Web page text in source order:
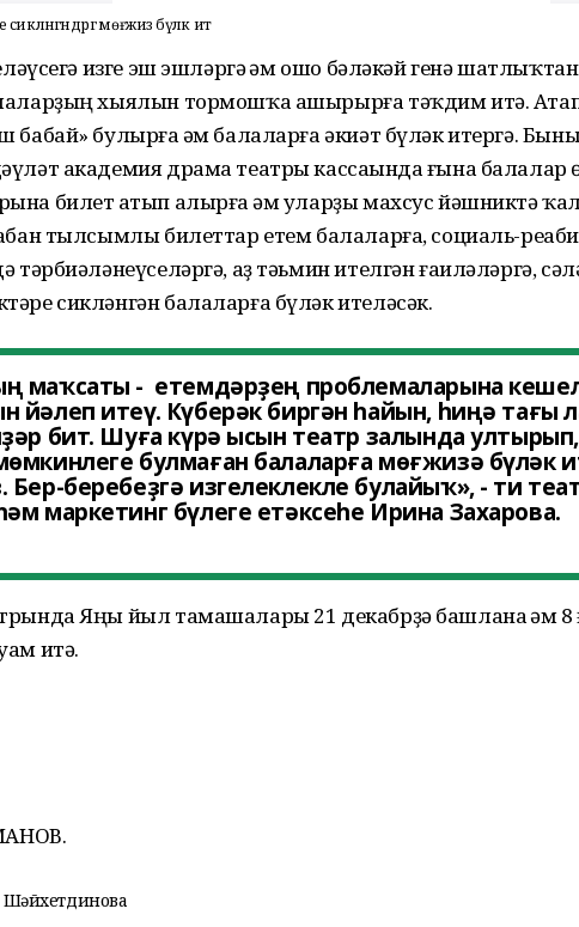
мөғжизә бүләк ит
изге эш эшләргә һәм ошо бәләкәй генә
хыялын тормошҡа ашырырға тәҡдим итә.
бабай» булырға һәм балаларға әкиәт бүләк итергә.
академия драма театры кассаһында ғына
билет һатып алырға һәм уларҙы махсус йәшниктә
тылсымлы билеттар етем балаларға, социаль-
тәрбиәләнеүселәргә, аҙ тәьмин ителгән ғаиләләргә,
сикләнгән балаларға бүләк ителәсәк.
маҡсаты - етемдәрҙең проблемаларына
йәлеп итеү. Күберәк биргән һайын, һиңә тағы
бит. Шуға күрә ысын театр залында
булмаған балаларға мөғжизә бүләк
Бер-беребеҙгә изгелеклекле булайыҡ», - ти
маркетинг бүлеге етәксеһе Ирина Захарова.
Яңы йыл тамашалары 21 декабрҙә башлана һәм 8
итә.
Шәйхетдинова